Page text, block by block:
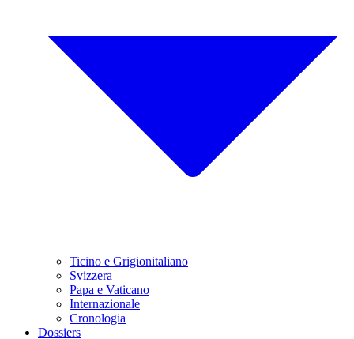
Ticino e Grigionitaliano
Svizzera
Papa e Vaticano
Internazionale
Cronologia
Dossiers